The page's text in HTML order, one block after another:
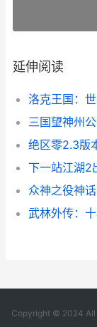
延伸阅读
Copyright © 2024 All